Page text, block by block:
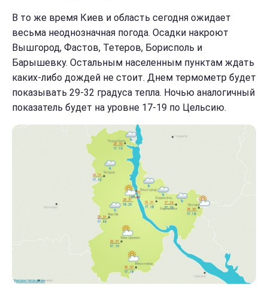
В то же время Киев и область сегодня ожидает
весьма неоднозначная погода. Осадки накроют
Вышгород, Фастов, Тетеров, Борисполь и
Барышевку. Остальным населенным пунктам ждать
каких-либо дождей не стоит. Днем термометр будет
показывать 29-32 градуса тепла. Ночью аналогичный
показатель будет на уровне 17-19 по Цельсию.